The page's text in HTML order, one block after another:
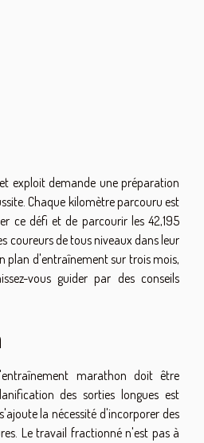
exploit demande une préparation
Chaque kilomètre parcouru est
ce défi et de parcourir les 42,195
coureurs de tous niveaux dans leur
plan d'entraînement sur trois mois,
vous guider par des conseils
marathon doit être
des sorties longues est
la nécessité d'incorporer des
Le travail fractionné n'est pas à